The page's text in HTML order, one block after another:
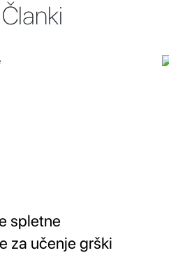
Članki
spletne
za učenje grški